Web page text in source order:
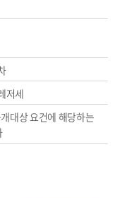
저세
대상 요건에 해당하는